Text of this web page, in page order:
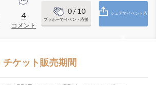
4
コメント
0/ 10
ブラボーでイベント応援
シェアでイベント応
ケット販売期間